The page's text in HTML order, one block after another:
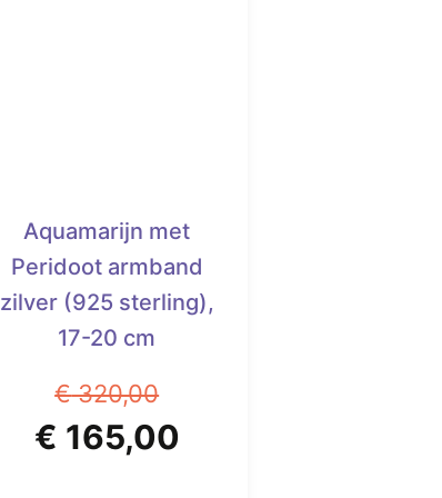
Aquamarijn met
Peridoot armband
zilver (925 sterling),
17-20 cm
€320,00
Oorspronkelijke
€ 165,00